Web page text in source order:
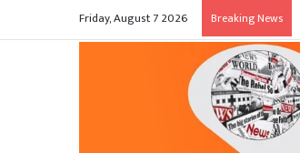
Friday, August 7 2026 Breaking News